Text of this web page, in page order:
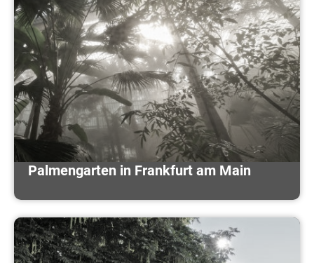
Palmengarten in Frankfurt am Main